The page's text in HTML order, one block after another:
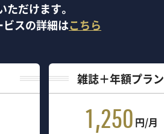
だけます。
スの詳細はこちら
雑誌＋年額プラン
1,250 円/月